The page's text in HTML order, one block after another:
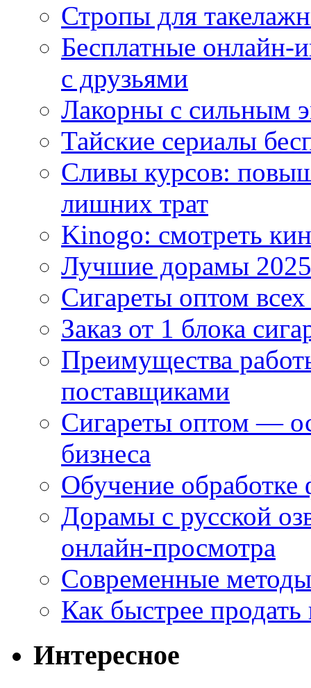
Стропы для
Бесплатные
с друзьями
Лакорны с сильным
Тайские сериалы
Сливы курсов:
лишних трат
Kinogo: смотреть
Лучшие дорамы
Сигареты оптом
Заказ от 1 блока
Преимущества
поставщиками
Сигареты оптом —
бизнеса
Обучение
Дорамы с русской
онлайн-просмотра
Современные
Как быстрее
Интересное